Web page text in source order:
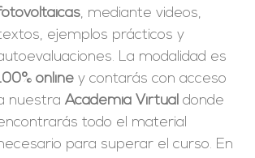
, mediante videos,
ejemplos prácticos y
La modalidad es
online y contarás con acceso
nuestraAcademia Virtual donde
todo el material
para superar el curso. En